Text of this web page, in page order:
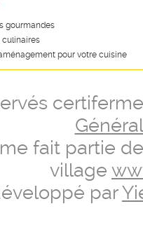
gourmandes
culinaires
pour votre cuisine
fait partie
village
par